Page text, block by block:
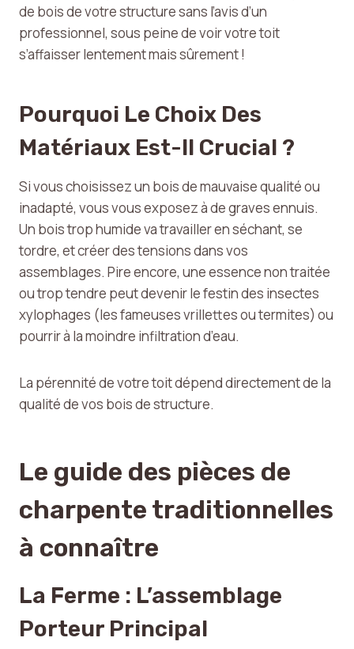
de bois de votre structure sans l’avis d’un
professionnel, sous peine de voir votre toit
s’affaisser lentement mais sûrement !
Pourquoi Le Choix Des
Matériaux Est-Il Crucial ?
Si vous choisissez un bois de mauvaise qualité ou
inadapté, vous vous exposez à de graves ennuis.
Un bois trop humide va travailler en séchant, se
tordre, et créer des tensions dans vos
assemblages. Pire encore, une essence non traitée
ou trop tendre peut devenir le festin des insectes
xylophages (les fameuses vrillettes ou termites) ou
pourrir à la moindre infiltration d’eau.
La pérennité de votre toit dépend directement de la
qualité de vos bois de structure.
Le guide des pièces de
charpente traditionnelles
à connaître
La Ferme : L’assemblage
Porteur Principal